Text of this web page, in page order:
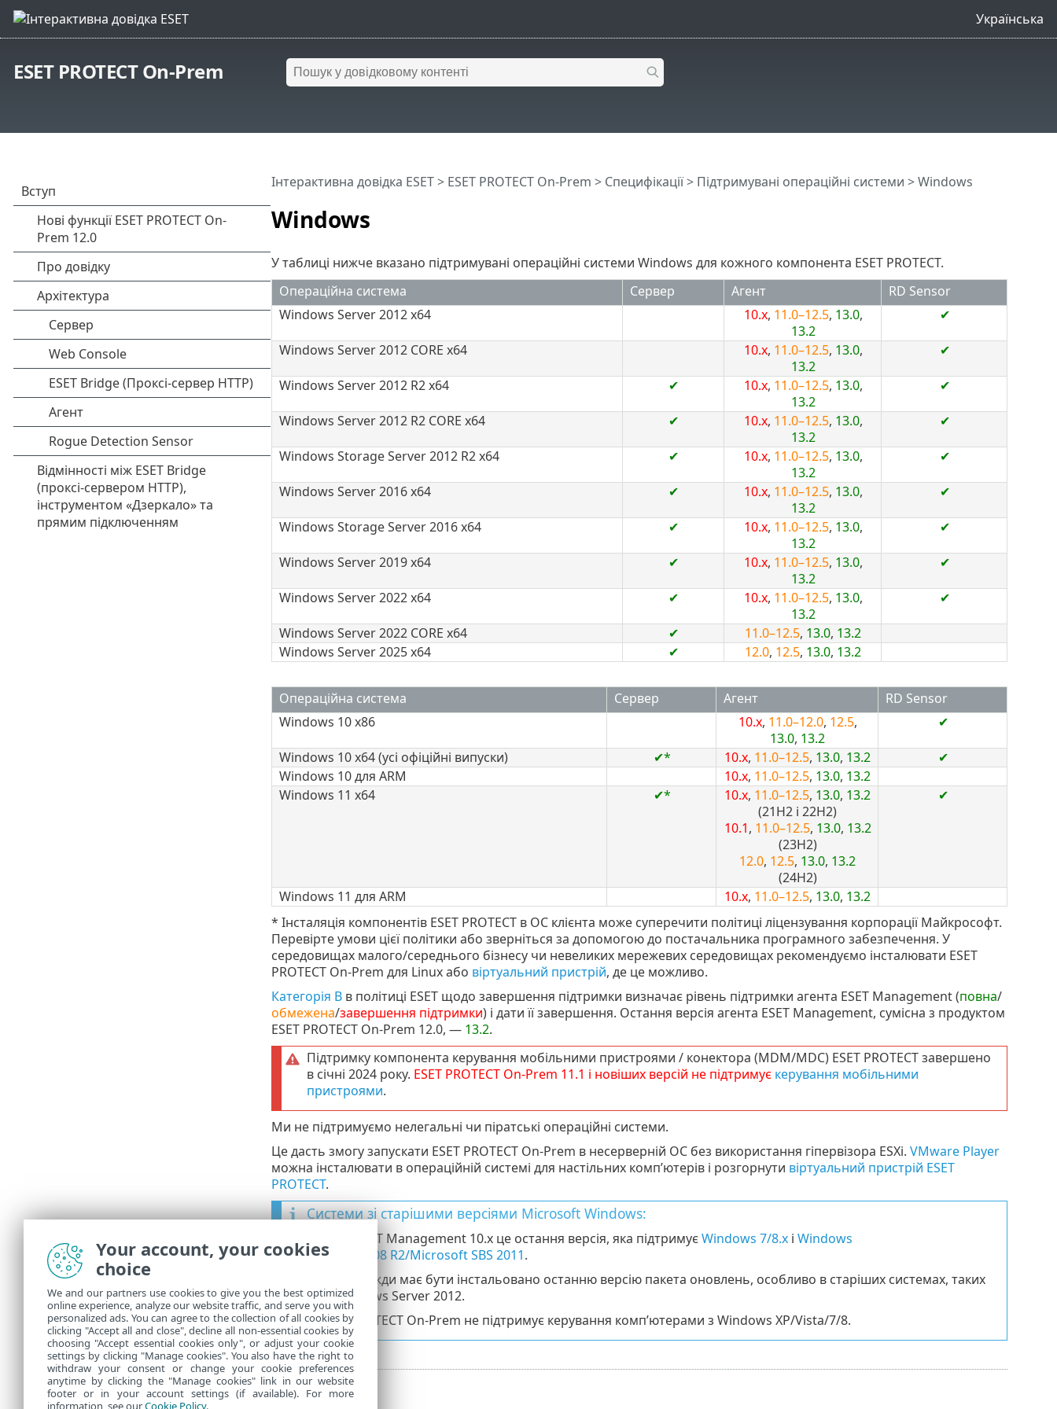
Українська
ESET PROTECT On-Prem
Windows
Інтерактивна довідка ESET> ESET PROTECT On-Prem > Специфікації> Підтримувані операційні системи > Windows
У таблиці нижче вказано підтримувані операційні системи Windows для кожного компонента ESET PROTECT.
Операційна система
Сервер Агент
RD Sensor
Windows Server 2012 x64
10.x, 11.0–12.5, 13.0,
13.2
✔
Windows Server 2012 CORE x64 10.x, 11.0–12.5, 13.0,
13.2
✔
Windows Server 2012 R2 x64 ✔ 10.x, 11.0–12.5, 13.0,
13.2
✔
Windows Server 2012 R2 CORE x64 ✔ 10.x, 11.0–12.5, 13.0,
13.2
✔
Windows Storage Server 2012 R2 x64 ✔ 10.x, 11.0–12.5, 13.0,
13.2
✔
Windows Server 2016 x64 ✔ 10.x, 11.0–12.5, 13.0,
13.2
✔
Windows Storage Server 2016 x64 ✔ 10.x, 11.0–12.5, 13.0,
13.2
✔
Windows Server 2019 x64 ✔ 10.x, 11.0–12.5, 13.0,
13.2
✔
Windows Server 2022 x64 ✔ 10.x, 11.0–12.5, 13.0,
13.2
✔
Windows Server 2022 CORE x64 ✔ 11.0–12.5, 13.0, 13.2
Windows Server 2025 x64
✔ 12.0, 12.5, 13.0, 13.2
Операційна система Сервер Агент
RD Sensor
Windows 10 x86
10.x, 11.0–12.0, 12.5,
13.0, 13.2
✔
Windows 10 x64(усі офіційні випуски) ✔* 10.x, 11.0–12.5, 13.0, 13.2
✔
Windows 10для ARM 10.x, 11.0–12.5, 13.0, 13.2
Windows 11 x64
✔* 10.x, 11.0–12.5, 13.0, 13.2
(21H2 і22H2)
10.1, 11.0–12.5, 13.0, 13.2
(23H2)
12.0, 12.5, 13.0, 13.2
(24H2)
✔
Windows 11 для ARM 10.x, 11.0–12.5, 13.0, 13.2
* Інсталяція компонентів ESET PROTECT в ОС клієнта може суперечити політиці ліцензування корпорації Майкрософт.
Перевірте умови цієї політики або зверніться за допомогою до постачальника програмного забезпечення. У
середовищах малого/середнього бізнесу чи невеликих мережевих середовищах рекомендуємо інсталювати ESET
PROTECT On-Prem для Linux або віртуальний пристрій, де це можливо.
Категорія Bв політиці ESET щодо завершення підтримки визначає рівень підтримки агента ESET Management (повна/
обмежена/завершення підтримки) і дати її завершення. Остання версія агента ESET Management, сумісна з продуктом
ESET PROTECT On-Prem 12.0, — 13.2.
Підтримку компонента керування мобільними пристроями / конектора (MDM/MDC) ESET PROTECT завершено
в січні 2024 року. ESET PROTECT On-Prem 11.1 і новіших версій не підтримує керування мобільними
пристроями.
Ми не підтримуємо нелегальні чи піратські операційні системи.
Це дасть змогу запускати ESET PROTECT On-Prem в несерверній ОС без використання гіпервізора ESXi. VMware Player
можна інсталювати в операційній системі для настільних комп’ютерів і розгорнути віртуальний пристрій ESET
PROTECT.
Системи зі старішими версіями Microsoft Windows:
Агент ESET Management 10.x це остання версія, яка підтримуєWindows 7/8.xі Windows
Server 2008 R2/Microsoft SBS 2011.
У вас завжди має бути інстальовано останню версію пакета оновлень, особливо в старіших системах, таких
як Windows Server 2012.
• ESET PROTECT On-Prem не підтримує керування комп’ютерами з Windows XP/Vista/7/8.
Your account, your cookies
choice
We and our partners use cookies to give you the best optimized
online experience, analyze our website traffic, and serve you with
personalized ads. You can agree to the collection of all cookies by
clicking "Accept all and close", decline all non-essential cookies by
choosing "Accept essential cookies only", or adjust your cookie
settings by clicking "Manage cookies". You also have the right to
withdraw your consent or change your cookie preferences
anytime by clicking the "Manage cookies" link in our website
footer or in your account settings (if available). For more
information, see ourCookie Policy.